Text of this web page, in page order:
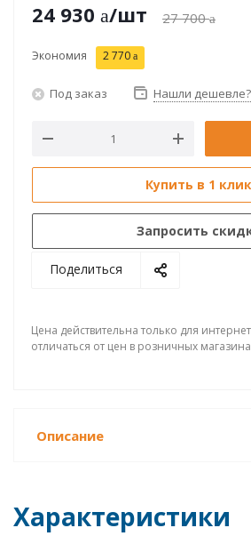
24 930 /шт 27 700
Экономия 2 770
Под заказ Нашли дешевле?
Купить в 1 клик
Запросить
Поделиться
Цена действительна только для
отличаться от цен в розничных
Описание
Характеристики